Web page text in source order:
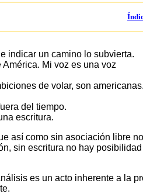
indicar un camino lo subvierta.
Mi voz es una voz
de volar, son
del tiempo.
escritura.
así como sin asociación libre
sin escritura no hay
es un acto inherente a la